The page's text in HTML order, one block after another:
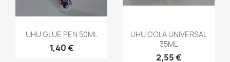
UHU GLUE PEN 50ML
1,40 €
UHU COLA UNIVERSAL
35ML
2,55 €